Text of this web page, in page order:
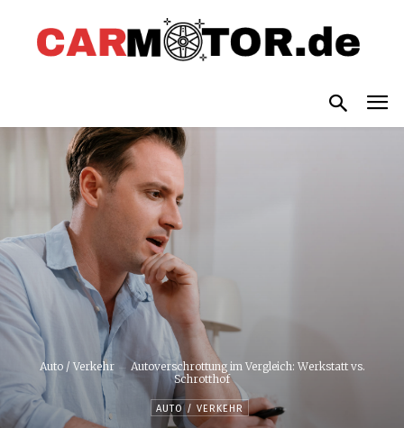
Auto / Verkehr
Autoverschrottung im Vergleich: Werkstatt vs.
Schrotthof
AUTO / VERKEHR